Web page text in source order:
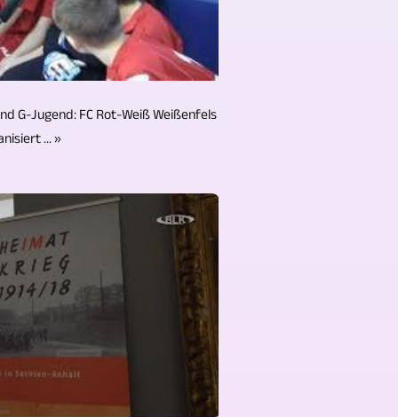
G-Jugend: FC Rot-Weiß Weißenfels
... »